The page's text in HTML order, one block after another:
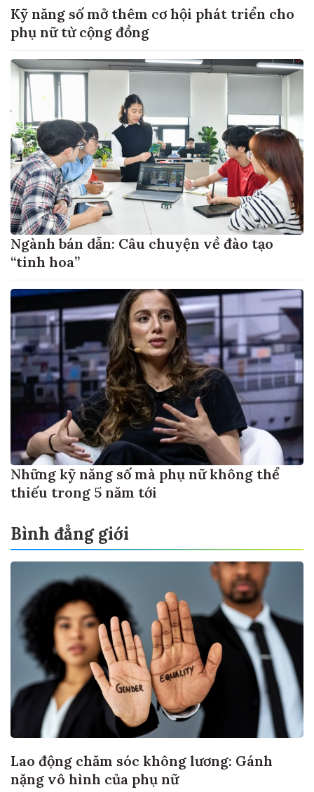
Kỹ năng số mở thêm cơ hội phát triển cho
phụ nữ từ cộng đồng
Ngành bán dẫn: Câu chuyện về đào tạo
“tinh hoa”
Những kỹ năng số mà phụ nữ không thể
thiếu trong 5 năm tới
Bình đẳng giới
Lao động chăm sóc không lương: Gánh
nặng vô hình của phụ nữ